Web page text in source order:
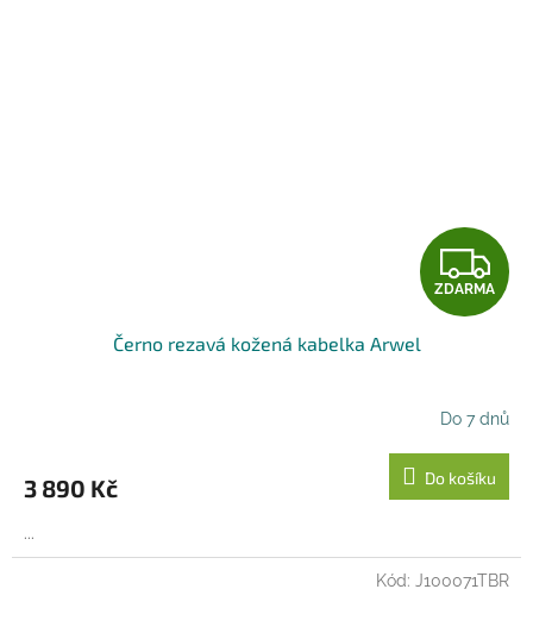
Z
D
R
M
A
ZDARMA
Černo rezavá kožená kabelka Arwel
Do 7 dnů
3 890 Kč Do košíku
...
Kód: J100071TBR